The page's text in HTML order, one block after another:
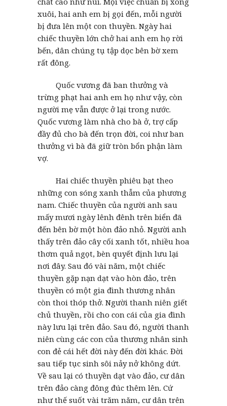
xuôi, hai anh em bị gọi đến, mỗi người
bị đưa lên một con thuyền. Ngày hai
chiếc thuyền lớn chở hai anh em họ rời
bến, dân chúng tụ tập dọc bên bờ xem
rất đông.
Quốc vương đã ban thưởng và
trừng phạt hai anh em họ như vậy, còn
người mẹ vẫn được ở lại trong nước.
Quốc vương làm nhà cho bà ở, trợ cấp
đầy đủ cho bà đến trọn đời, coi như ban
thưởng vì bà đã giữ tròn bổn phận làm
vợ.
Hai chiếc thuyền phiêu bạt theo
những con sóng xanh thẫm của phương
nam. Chiếc thuyền của người anh sau
mấy mươi ngày lênh đênh trên biển đã
đến bên bờ một hòn đảo nhỏ. Người anh
thấy trên đảo cây cối xanh tốt, nhiều hoa
thơm quả ngọt, bèn quyết định lưu lại
nơi đây. Sau đó vài năm, một chiếc
thuyền gặp nạn dạt vào hòn đảo, trên
thuyền có một gia đình thương nhân
còn thoi thóp thở. Người thanh niên giết
chủ thuyền, rồi cho con cái của gia đình
này lưu lại trên đảo. Sau đó, người thanh
niên cùng các con của thương nhân sinh
con đẻ cái hết đời này đến đời khác. Đời
sau tiếp tục sinh sôi nảy nở không dứt.
Về sau lại có thuyền dạt vào đảo, cư dân
trên đảo càng đông đúc thêm lên. Cứ
như thế suốt vài trăm năm, cư dân trên